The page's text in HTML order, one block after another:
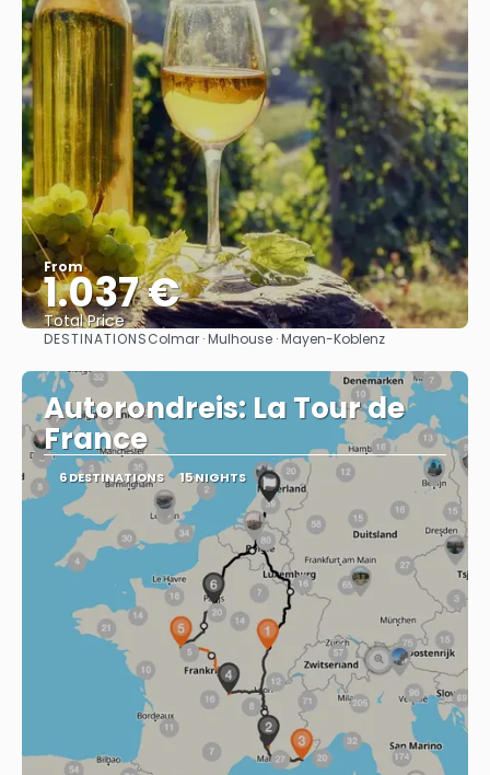
From
1.037 €
Total Price
See
DESTINATIONSColmar · Mulhouse · Mayen-Koblenz
Autorondreis: La Tour de
France
6 DESTINATIONS 15 NIGHTS